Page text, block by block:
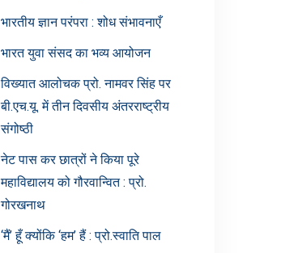
भारतीय ज्ञान परंपरा : शोध संभावनाएँ
भारत युवा संसद का भव्य आयोजन
विख्यात आलोचक प्रो. नामवर सिंह पर
बी.एच.यू. में तीन दिवसीय अंतरराष्ट्रीय
संगोष्ठी
नेट पास कर छात्रों ने किया पूरे
महाविद्यालय को गौरवान्वित : प्रो.
गोरखनाथ
‘मैं’ हूँ क्योंकि ‘हम’ हैं : प्रो.स्वाति पाल